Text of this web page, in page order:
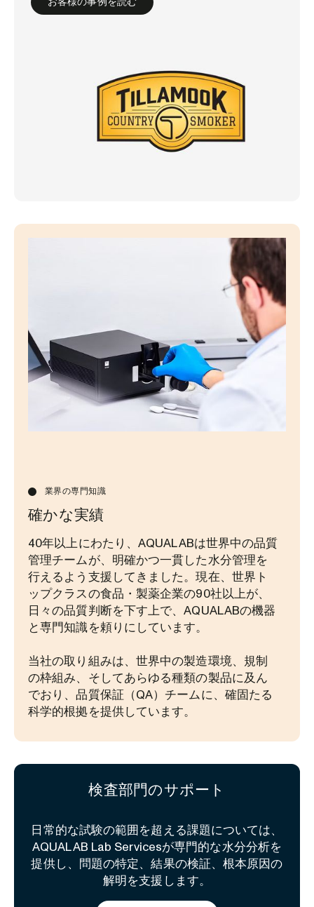
業界の専門知識
確かな実績
40年以上にわたり、AQUALABは世界中の品質
管理チームが、明確かつ一貫した水分管理を
行えるよう支援してきました。現在、世界ト
ップクラスの食品・製薬企業の90社以上が、
日々の品質判断を下す上で、AQUALABの機器
と専門知識を頼りにしています。
当社の取り組みは、世界中の製造環境、規制
の枠組み、そしてあらゆる種類の製品に及ん
でおり、品質保証（QA）チームに、確固たる
科学的根拠を提供しています。
検査部門のサポート
日常的な試験の範囲を超える課題については、
AQUALAB Lab Servicesが専門的な水分分析を
提供し、問題の特定、結果の検証、根本原因の
解明を支援します。